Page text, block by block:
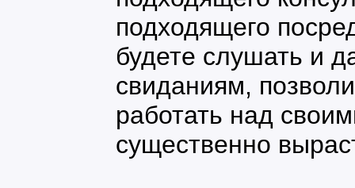
подходящего
будете слушать и
свиданиям,
работать над
существенно